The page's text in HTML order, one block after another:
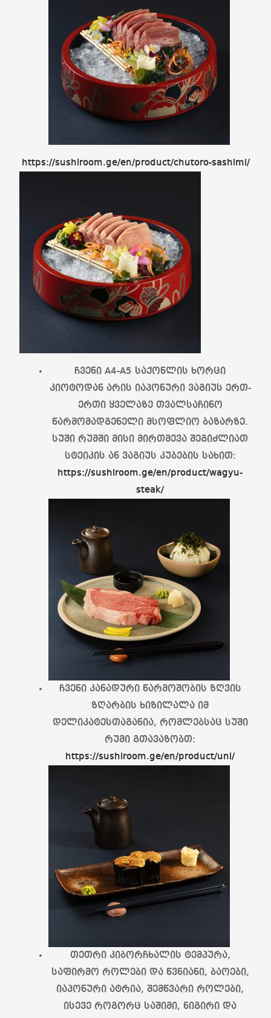
https://sushiroom.ge/en/product/chutoro-sashimi/
ჩვენი A4-A5 საქონლის ხორცი
კიოტოდან არის იაპონური ვაგიუს ერთ-
ერთი ყველაზე თვალსაჩინო
წარმომადგენელი მსოფლიო ბაზარზე.
სუში რუმში მისი მირთმევა შეგიძლიათ
სტეიკის ან ვაგიუს კუბების სახით:
https://sushiroom.ge/en/product/wagyu-
steak/
ჩვენი კანადური წარმოშობის ზღვის
ზღარბის ხიზილალა იმ
დელიკატესთაგანია, რომლებსაც სუში
რუმი გთავაზობთ:
https://sushiroom.ge/en/product/uni/
თეთრი კიბორჩხალის ტემპურა,
საფირმო როლები და წვნიანი, ბაოები,
იაპონური ატრია, შემწვარი როლები,
ისევე როგორც საშიმი, ნიგირი და